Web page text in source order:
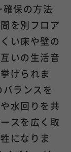
保の方法
を別フロア
い床や壁の
いの生活音
げられま
ランスを
水回りを共
スを広く取
になりま